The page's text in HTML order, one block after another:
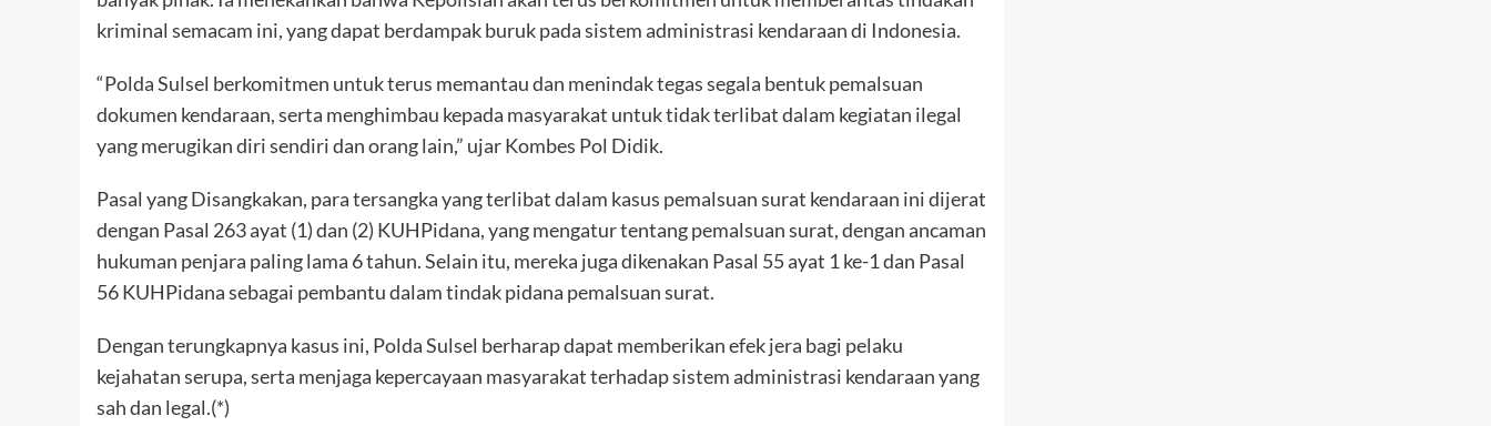
kriminal semacam ini, yang dapat berdampak buruk pada sistem administrasi kendaraan di Indonesia.
“Polda Sulsel berkomitmen untuk terus memantau dan menindak tegas segala bentuk pemalsuan
dokumen kendaraan, serta menghimbau kepada masyarakat untuk tidak terlibat dalam kegiatan ilegal
yang merugikan diri sendiri dan orang lain,” ujar Kombes Pol Didik.
Pasal yang Disangkakan, para tersangka yang terlibat dalam kasus pemalsuan surat kendaraan ini dijerat
dengan Pasal 263 ayat (1) dan (2) KUHPidana, yang mengatur tentang pemalsuan surat, dengan ancaman
hukuman penjara paling lama 6 tahun. Selain itu, mereka juga dikenakan Pasal 55 ayat 1 ke-1 dan Pasal
56 KUHPidana sebagai pembantu dalam tindak pidana pemalsuan surat.
Dengan terungkapnya kasus ini, Polda Sulsel berharap dapat memberikan efek jera bagi pelaku
kejahatan serupa, serta menjaga kepercayaan masyarakat terhadap sistem administrasi kendaraan yang
sah dan legal.(*)